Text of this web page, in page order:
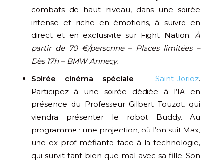
combats de haut niveau, dans une soirée
intense et riche en émotions, à suivre en
direct et en exclusivité sur Fight Nation. À
partir de 70 €/personne – Places limitées –
Dès 17h – BMW Annecy.
Soirée cinéma spéciale – Saint-Jorioz.
Participez à une soirée dédiée à l’IA en
présence du Professeur Gilbert Touzot, qui
viendra présenter le robot Buddy. Au
programme : une projection, où l’on suit Max,
une ex-prof méfiante face à la technologie,
qui survit tant bien que mal avec sa fille. Son